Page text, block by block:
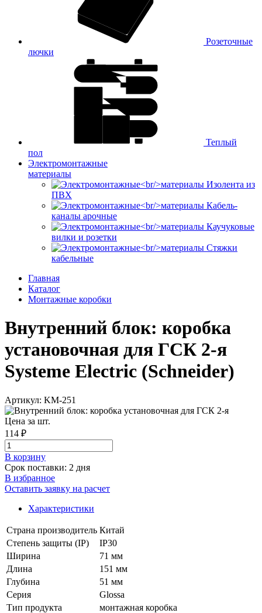
Розеточные
лючки
Теплый
пол
Электромонтажные
материалы
Изолента из
ПВХ
Кабель-
каналы арочные
Каучуковые
вилки и розетки
Стяжки
кабельные
Главная
Каталог
Монтажные коробки
Внутренний блок: коробка
установочная для ГСК 2-я
Systeme Electric (Schneider)
Артикул: KM-251
Цена за шт.
114 ₽
В корзинy
Срок поставки: 2 дня
В избранное
Оставить заявку на расчет
Характеристики
Страна производитель Китай
Степень защиты (IP)
IP30
Ширина
71 мм
Длина
151 мм
Глубина
51 мм
Серия
Glossa
Тип продукта
монтажная коробка